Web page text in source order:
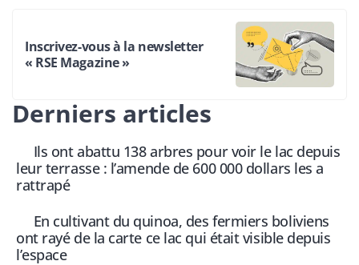
Inscrivez-vous à la newsletter
« RSE Magazine »
Derniers articles
Ils ont abattu 138 arbres pour voir le lac depuis
leur terrasse : l’amende de 600 000 dollars les a
rattrapé
En cultivant du quinoa, des fermiers boliviens
ont rayé de la carte ce lac qui était visible depuis
l’espace